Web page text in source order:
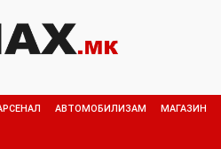
АВТОМОБИЛИЗАМ МАГАЗИН